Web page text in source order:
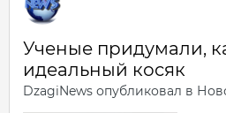
Ученые придумали,
идеальный косяк
DzagiNews опубликовал в